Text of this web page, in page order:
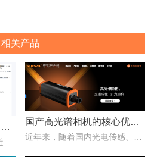
相关产品
高光谱相机用哪个品牌？赛斯拜克怎么样？
赛斯拜克（SINESPEC）是近年来快速崛起的国产高光谱相机代表品牌之一，其优势在于性价比、自主技术以及本土化服务。..
国产高光谱相机的核心优势：从“跟跑”到“并跑”的跨越